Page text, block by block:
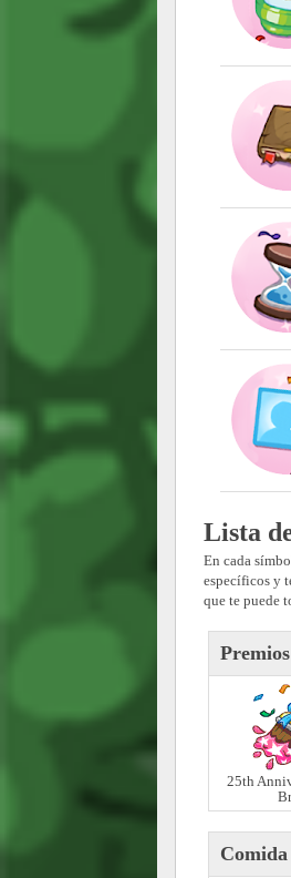
Lista
En cada
específicos y
que te puede
25th
Comida